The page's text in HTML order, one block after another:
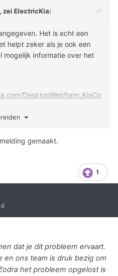
zei ElectricKia:
Het is echt een
helpt zeker als je ook een
mogelijk informatie over het
DesktopWebform_KiaCo
gemaakt.
1
dat je dit probleem ervaart.
en ons team is druk bezig om
het probleem opgelost is